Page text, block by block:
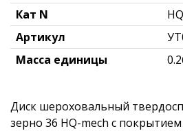
Кат N
Артикул
Масса единицы
Диск шероховальный
зерно 36 HQ-mech с